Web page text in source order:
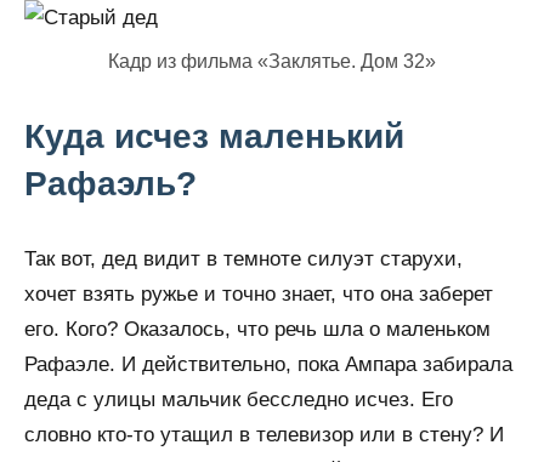
Кадр из фильма «Заклятье. Дом 32»
Куда исчез маленький
Рафаэль?
Так вот, дед видит в темноте силуэт старухи,
хочет взять ружье и точно знает, что она заберет
его. Кого? Оказалось, что речь шла о маленьком
Рафаэле. И действительно, пока Ампара забирала
деда с улицы мальчик бесследно исчез. Его
словно кто-то утащил в телевизор или в стену? И